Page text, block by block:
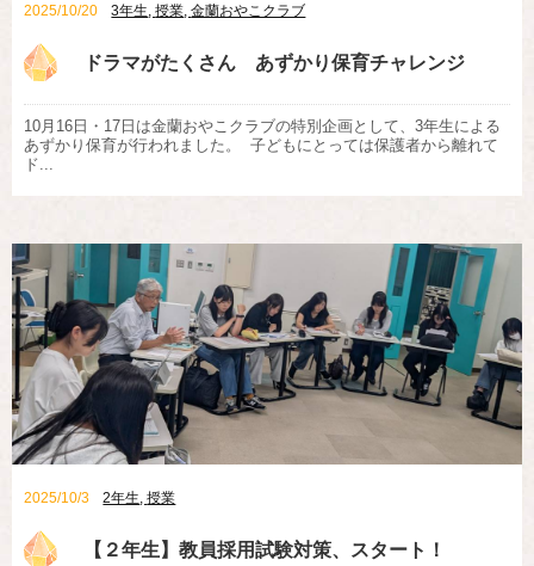
2025/10/20 3年生,授業,金蘭おやこクラブ
ドラマがたくさん あずかり保育チャレンジ
10月16日・17日は金蘭おやこクラブの特別企画として、3年生による
あずかり保育が行われました。 子どもにとっては保護者から離れて
ド...
2025/10/3 2年生,授業
【２年生】教員採用試験対策、スタート！